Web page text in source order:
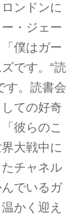
ンドンに
・ジェー
僕はガー
です。“読
す。読書会
ての好奇
彼らのこ
大戦中に
チャネル
でいるガ
かく迎え